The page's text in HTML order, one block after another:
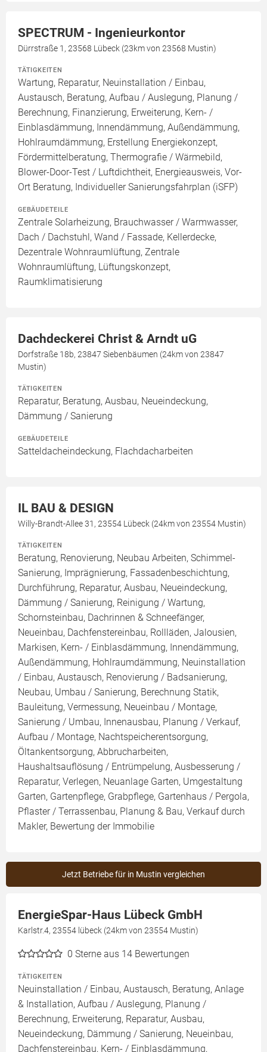
SPECTRUM - Ingenieurkontor
Dürrstraße 1, 23568 Lübeck (23km von 23568 Mustin)
TÄTIGKEITEN
Wartung, Reparatur, Neuinstallation / Einbau,
Austausch, Beratung, Aufbau / Auslegung, Planung /
Berechnung, Finanzierung, Erweiterung, Kern- /
Einblasdämmung, Innendämmung, Außendämmung,
Hohlraumdämmung, Erstellung Energiekonzept,
Fördermittelberatung, Thermografie / Wärmebild,
Blower-Door-Test / Luftdichtheit, Energieausweis, Vor-
Ort Beratung, Individueller Sanierungsfahrplan (iSFP)
GEBÄUDETEILE
Zentrale Solarheizung, Brauchwasser / Warmwasser,
Dach / Dachstuhl, Wand / Fassade, Kellerdecke,
Dezentrale Wohnraumlüftung, Zentrale
Wohnraumlüftung, Lüftungskonzept,
Raumklimatisierung
Dachdeckerei Christ & Arndt uG
Dorfstraße 18b, 23847 Siebenbäumen (24km von 23847
Mustin)
TÄTIGKEITEN
Reparatur, Beratung, Ausbau, Neueindeckung,
Dämmung / Sanierung
GEBÄUDETEILE
Satteldacheindeckung, Flachdacharbeiten
IL BAU & DESIGN
Willy-Brandt-Allee 31, 23554 Lübeck (24km von 23554 Mustin)
TÄTIGKEITEN
Beratung, Renovierung, Neubau Arbeiten, Schimmel-
Sanierung, Imprägnierung, Fassadenbeschichtung,
Durchführung, Reparatur, Ausbau, Neueindeckung,
Dämmung / Sanierung, Reinigung / Wartung,
Schornsteinbau, Dachrinnen & Schneefänger,
Neueinbau, Dachfenstereinbau, Rollläden, Jalousien,
Markisen, Kern- / Einblasdämmung, Innendämmung,
Außendämmung, Hohlraumdämmung, Neuinstallation
/ Einbau, Austausch, Renovierung / Badsanierung,
Neubau, Umbau / Sanierung, Berechnung Statik,
Bauleitung, Vermessung, Neueinbau / Montage,
Sanierung / Umbau, Innenausbau, Planung / Verkauf,
Aufbau / Montage, Nachtspeicherentsorgung,
Öltankentsorgung, Abbrucharbeiten,
Haushaltsauflösung / Entrümpelung, Ausbesserung /
Reparatur, Verlegen, Neuanlage Garten, Umgestaltung
Garten, Gartenpflege, Grabpflege, Gartenhaus / Pergola,
Pflaster / Terrassenbau, Planung & Bau, Verkauf durch
Makler, Bewertung der Immobilie
Jetzt Betriebe für in Mustin vergleichen
EnergieSpar-Haus Lübeck GmbH
Karlstr.4, 23554 lübeck (24km von 23554 Mustin)
0 Sterne aus 14 Bewertungen
TÄTIGKEITEN
Neuinstallation / Einbau, Austausch, Beratung, Anlage
& Installation, Aufbau / Auslegung, Planung /
Berechnung, Erweiterung, Reparatur, Ausbau,
Neueindeckung, Dämmung / Sanierung, Neueinbau,
Dachfenstereinbau, Kern- / Einblasdämmung,